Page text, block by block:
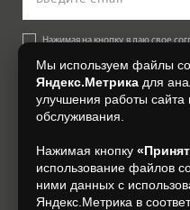
Нажимая на кнопку, я даю свое
Согласии на обработку
+7
Мы используем файлы
Яндекс.Метрика для
улучшения работы сайта
обслуживания.
Нажимая кнопку
использование файлов
ними данных с
Яндекс.Метрика в